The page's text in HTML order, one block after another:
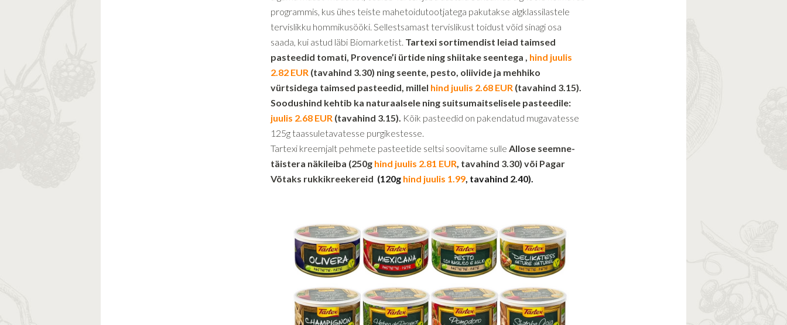
programmis, kus ühes teiste mahetoidutootjatega pakutakse algklassilastele
tervislikku hommikusööki. Sellestsamast tervislikust toidust võid sinagi osa
saada, kui astud läbi Biomarketist. Tartexi sortimendist leiad taimsed
pasteedid tomati, Provence’i ürtide ning shiitake seentega , hind juulis
2.82 EUR (tavahind 3.30) ning seente, pesto, oliivide ja mehhiko
vürtsidega taimsed pasteedid, millel hind juulis 2.68 EUR (tavahind 3.15).
Soodushind kehtib ka naturaalsele ning suitsumaitselisele pasteedile:
juulis 2.68 EUR (tavahind 3.15). Kõik pasteedid on pakendatud mugavatesse
125g taassuletavatesse purgikestesse.
Tartexi kreemjalt pehmete pasteetide seltsi soovitame sulle Allose seemne-
täistera näkileiba (250g hind juulis 2.81 EUR, tavahind 3.30) või Pagar
Võtaks rukkikreekereid (120g hind juulis 1.99, tavahind 2.40).